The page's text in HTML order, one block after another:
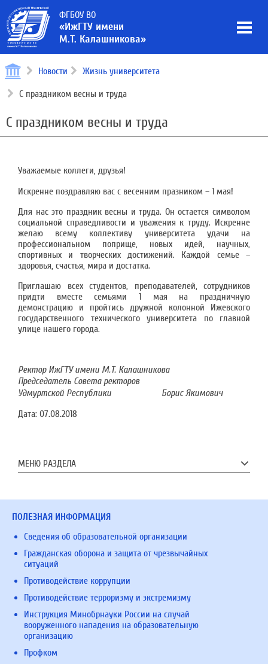
ФГБОУ ВО
«ИжГТУ имени
М.Т. Калашникова»
Новости Жизнь университета
С праздником весны и труда
С праздником весны и труда
Уважаемые коллеги, друзья!
Искренне поздравляю вас с весенним празником – 1 мая!
Для нас это праздник весны и труда. Он остается символом
социальной справедливости и уважения к труду. Искренне
желаю всему коллективу университета удачи на
профессиональном поприще, новых идей, научных,
спортивных и творческих достижений. Каждой семье –
здоровья, счастья, мира и достатка.
Приглашаю всех студентов, преподавателей, сотрудников
придти вместе семьями 1 мая на праздничную
демонстрацию и пройтись дружной колонной Ижевского
государственного технического университета по главной
улице нашего города.
Ректор ИжГТУ имени М.Т. Калашникова
Председатель Совета ректоров
Удмуртской Республики Борис Якимович
Дата: 07.08.2018
МЕНЮ РАЗДЕЛА
ПОЛЕЗНАЯ ИНФОРМАЦИЯ
Сведения об образовательной организации
Гражданская оборона и защита от чрезвычайных
ситуаций
Противодействие коррупции
Противодействие терроризму и экстремизму
Инструкция Минобрнауки России на случай
вооруженного нападения на образовательную
организацию
Профком